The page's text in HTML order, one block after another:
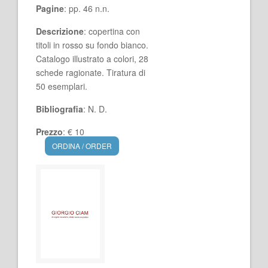
Pagine: pp. 46 n.n.
Descrizione: copertina con
titoli in rosso su fondo bianco.
Catalogo illustrato a colori, 28
schede ragionate. Tiratura di
50 esemplari.
Bibliografia: N. D.
Prezzo: € 10
ORDINA / ORDER